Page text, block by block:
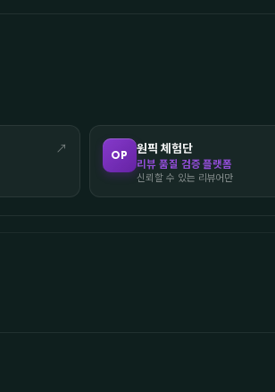
↗ OP 원픽 체험단
리뷰 품질 검증 플랫폼
신뢰할 수 있는 리뷰어만